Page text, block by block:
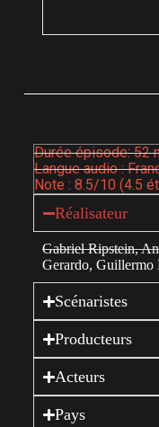
Durée épisode: 52
Langue audio :
Note : 8.5/10 (4.5
Réalisateur
Gabriel Ripstein,
Gerardo, Guillermo
Scénaristes
Producteurs
Acteurs
Pays